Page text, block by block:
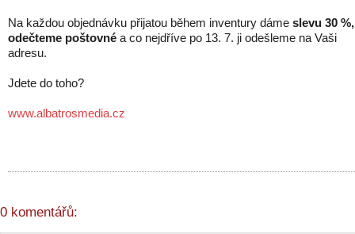
Na každou objednávku přijatou během inventury dáme slevu 30 %,
odečteme poštovné a co nejdříve po 13. 7. ji odešleme na Vaši
adresu.
Jdete do toho?
www.albatrosmedia.cz
0 komentářů: